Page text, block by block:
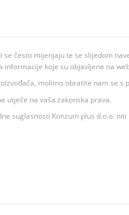
često mijenjaju te se slijedom
koje su objavljene na
molimo obratite nam se s
utječe na vaša zakonska prava.
suglasnosti Konzum plus d.o.o. niti